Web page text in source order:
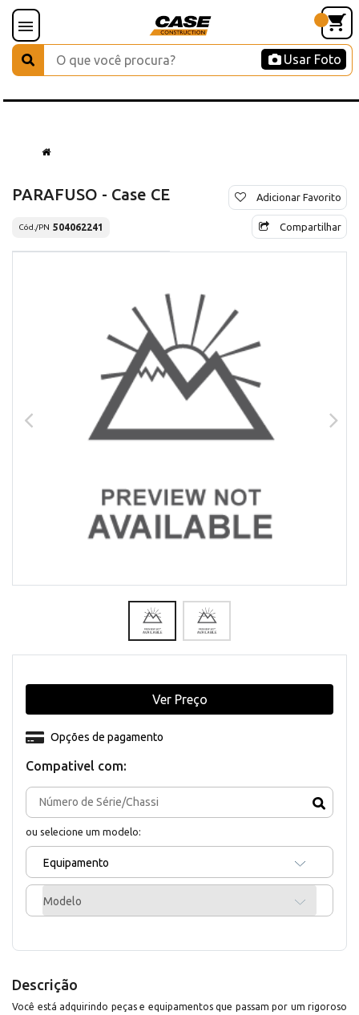
Usar Foto
PARAFUSO - Case CE
Cód./PN 504062241
Adicionar Favorito
Compartilhar
Compativel com:
ou selecione um modelo:
Equipamento
Modelo
Opções de pagamento
Ver Preço
Descrição
Você está adquirindo peças e equipamentos que passam por um rigoroso